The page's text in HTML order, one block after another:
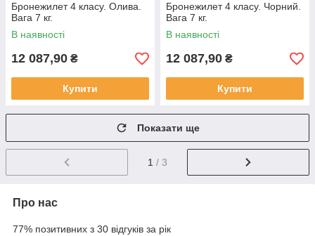
Бронежилет 4 класу. Олива.
Вага 7 кг.
В наявності
12 087,90 ₴
Купити
Бронежилет 4 класу. Чорний.
Вага 7 кг.
В наявності
12 087,90 ₴
Купити
Показати ще
1 / 3
Про нас
77% позитивних з 30 відгуків за рік